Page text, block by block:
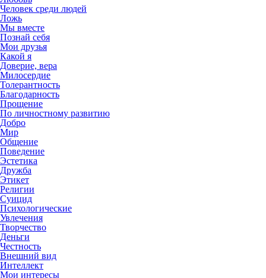
Человек среди людей
Ложь
Мы вместе
Познай себя
Мои друзья
Какой я
Доверие, вера
Милосердие
Толерантность
Благодарность
Прощение
По личностному развитию
Добро
Мир
Общение
Поведение
Эстетика
Дружба
Этикет
Религии
Суицид
Психологические
Увлечения
Творчество
Деньги
Честность
Внешний вид
Интеллект
Мои интересы